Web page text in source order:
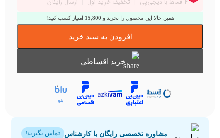
همین حالا این محصول را بخرید و 15,800 امتیاز کسب کنید!
افزودن به سبد خرید
خرید اقساطی
مشاوره تخصصی رایگان با کارشناس تماس بگیرید!